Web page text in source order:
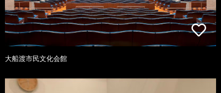
大船渡市民文化会館